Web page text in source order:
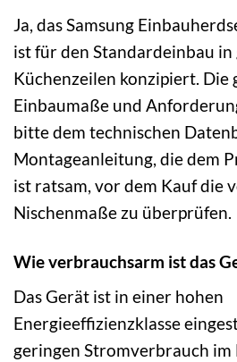
Ja, das Samsung
ist für den Standardeinbau in
Küchenzeilen konzipiert. Die
Einbaumaße und
bitte dem technischen
Montageanleitung, die dem
ist ratsam, vor dem Kauf die
Nischenmaße zu überprüfen.
Wie verbrauchsarm ist das
Das Gerät ist in einer hohen
Energieeffizienzklasse
geringen Stromverbrauch im